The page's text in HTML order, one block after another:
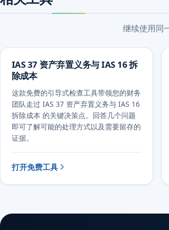
继续使用同
IAS 37 资产弃置义务与 IAS 16 拆
除成本
这款免费的引导式检查工具带领您的财务
团队走过 IAS 37 资产弃置义务与 IAS 16
拆除成本 的关键决策点。回答几个问题
即可了解可能的处理方式以及需要留存的
证据。
打开免费工具